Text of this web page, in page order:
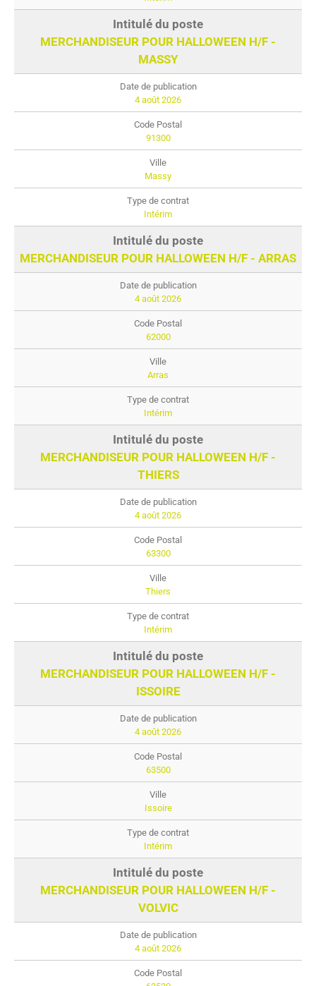
MERCHANDISEUR POUR HALLOWEEN H/F -
MASSY
4 août 2026
91300
Massy
Intérim
MERCHANDISEUR POUR HALLOWEEN H/F - ARRAS
4 août 2026
62000
Arras
Intérim
MERCHANDISEUR POUR HALLOWEEN H/F -
THIERS
4 août 2026
63300
Thiers
Intérim
MERCHANDISEUR POUR HALLOWEEN H/F -
ISSOIRE
4 août 2026
63500
Issoire
Intérim
MERCHANDISEUR POUR HALLOWEEN H/F -
VOLVIC
4 août 2026